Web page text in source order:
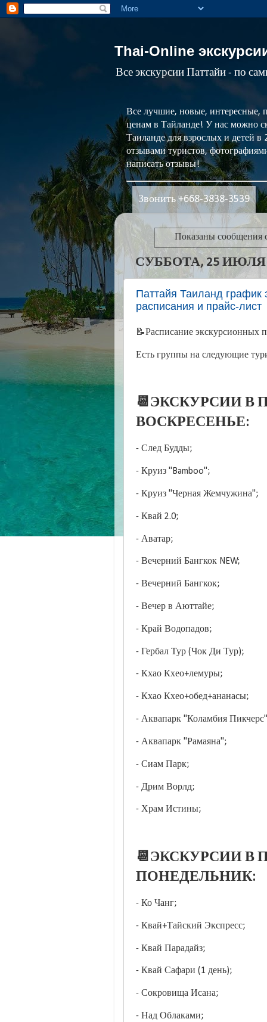
Thai-Online
Все экскурсии Паттайи - по
Все лучшие, новые, интересные,
ценам в Тайланде! У нас можно
Таиланде для взрослых и детей
отзывами туристов,
написать отзывы!
Звонить +668-3838-3539
Показаны сообщения
СУББОТА, 25 ИЮЛЯ
Паттайя Таиланд график
расписания и прайс-лист
📝Расписание экскурсионных
Есть группы на следующие
📆ЭКСКУРСИИ В
ВОСКРЕСЕНЬЕ:
- След Будды;
- Круиз "Bamboo";
- Круиз "Черная Жемчужина";
- Квай 2.0;
- Аватар;
- Вечерний Бангкок NEW;
- Вечерний Бангкок;
- Вечер в Аюттайе;
- Край Водопадов;
- Гербал Тур (Чок Ди Тур);
- Кхао Кхео+лемуры;
- Кхао Кхео+обед+ананасы;
- Аквапарк "Коламбия
- Аквапарк "Рамаяна";
- Сиам Парк;
- Дрим Ворлд;
- Храм Истины;
📆ЭКСКУРСИИ В
ПОНЕДЕЛЬНИК:
- Ко Чанг;
- Квай+Тайский Экспресс;
- Квай Парадайз;
- Квай Сафари (1 день);
- Сокровища Исана;
- Над Облаками;